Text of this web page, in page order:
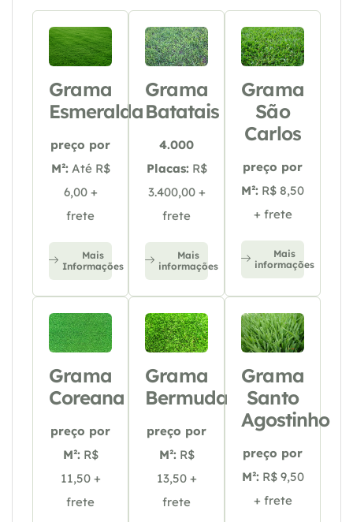
Grama
Esmeralda
preço por
M²: Até R$
6,00 +
frete
Mais
Informações
Grama
Batatais
4.000
Placas: R$
3.400,00 +
frete
Mais
informações
Grama
São
Carlos
preço por
M²: R$ 8,50
+ frete
Mais
informações
Grama
Coreana
preço por
M²: R$
11,50 +
frete
Grama
Bermuda
preço por
M²: R$
13,50 +
frete
Grama
Santo
Agostinho
preço por
M²: R$ 9,50
+ frete